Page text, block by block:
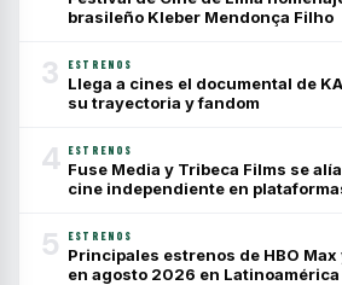
brasileño Kleber Mendonça Filho
3 ESTRENOS
Llega a cines el documental de
su trayectoria y fandom
4 ESTRENOS
Fuse Media y Tribeca Films se
cine independiente en
5 ESTRENOS
Principales estrenos de HBO
en agosto 2026 en Latinoamérica